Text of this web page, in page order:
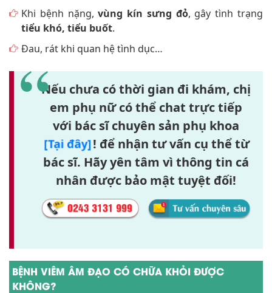
Khi bệnh nặng,vùng kín sưng đỏ, gây tình trạng
tiểu khó, tiểu buốt.
Đau, rát khi quan hệ tình dục…
Nếu chưa có thời gian đi khám, chị
em phụ nữ có thể chat trực tiếp
với bác sĩ chuyên sản phụ khoa
[Tại đây]! để nhận tư vấn cụ thể từ
bác sĩ. Hãy yên tâm vì thông tin cá
nhân được bảo mật tuyệt đối!
BỆNH VIÊM ÂM ĐẠO CÓ CHỮA KHỎI ĐƯỢC
KHÔNG?